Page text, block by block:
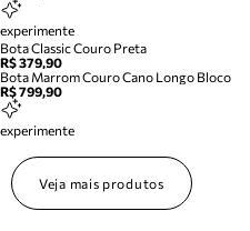
experimente
Bota Classic Couro Preta
R$ 379,90
Bota Marrom Couro Cano Longo Bloco
R$ 799,90
experimente
Veja mais produtos